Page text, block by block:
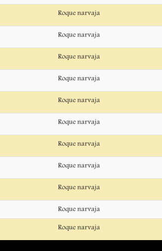
Roque narvaja
Roque narvaja
Roque narvaja
Roque narvaja
Roque narvaja
Roque narvaja
Roque narvaja
Roque narvaja
Roque narvaja
Roque narvaja
Roque narvaja